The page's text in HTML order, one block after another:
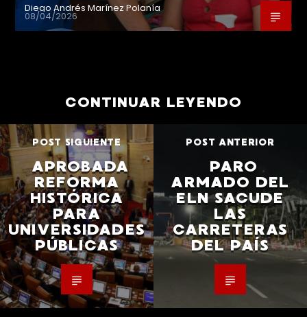
Diego Andrés Marínez Polanía
08/04/2026
CONTINUAR LEYENDO
POST SIGUIENTE
APROBADA
REFORMA
HISTÓRICA
PARA
UNIVERSIDADES
PÚBLICAS
POST ANTERIOR
PARO
ARMADO DEL
ELN SACUDE
LAS
CARRETERAS
DEL PAÍS